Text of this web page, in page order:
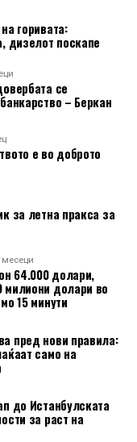
Holding опфаќа
Северна
и Романија.
има
Еквадор.
насочени кон
(ММСП).
горивата:
дизелот поскапе
се
– Беркан
е во доброто
за летна пракса за
месеци
64.000 долари,
милиони долари во
15 минути
пред нови правила:
само на
до Истанбулската
за раст на